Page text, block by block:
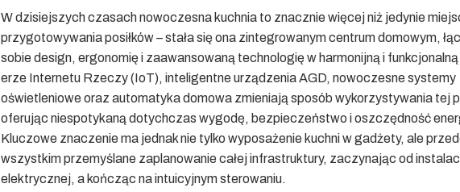
W dzisiejszych czasach nowoczesna kuchnia to znacznie więcej niż jedynie
przygotowywania posiłków – stała się ona zintegrowanym centrum domowym,
sobie design, ergonomię i zaawansowaną technologię w harmonijną i funkcjonalną
erze Internetu Rzeczy (IoT), inteligentne urządzenia AGD, nowoczesne systemy
oświetleniowe oraz automatyka domowa zmieniają sposób wykorzystywania tej
oferując niespotykaną dotychczas wygodę, bezpieczeństwo i oszczędność
Kluczowe znaczenie ma jednak nie tylko wyposażenie kuchni w gadżety, ale
wszystkim przemyślane zaplanowanie całej infrastruktury, zaczynając od
elektrycznej, a kończąc na intuicyjnym sterowaniu.